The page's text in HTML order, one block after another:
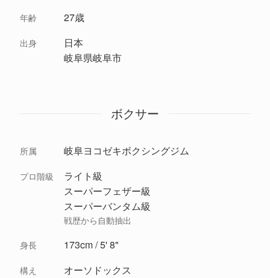
年齢 27歳
出身
日本
岐阜県岐阜市
ボクサー
所属 岐阜ヨコゼキボクシングジム
プロ階級
ライト級
スーパーフェザー級
スーパーバンタム級
戦歴から自動抽出
身長 173cm / 5' 8"
構え オーソドックス